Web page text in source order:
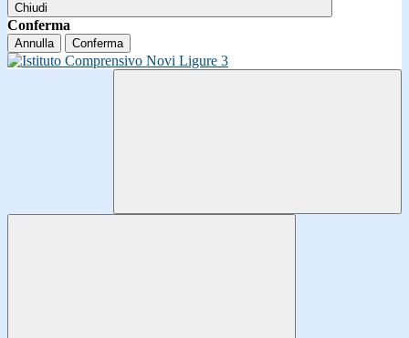
Chiudi
Conferma
Annulla Conferma